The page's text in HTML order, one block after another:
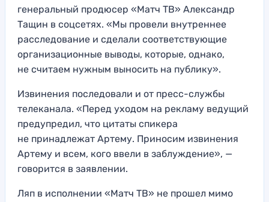
генеральный продюсер «Матч ТВ» Александр
Тащин в соцсетях. «Мы провели внутреннее
расследование и сделали соответствующие
организационные выводы, которые, однако,
не считаем нужным выносить на публику».
Извинения последовали и от пресс-службы
телеканала. «Перед уходом на рекламу ведущий
предупредил, что цитаты спикера
не принадлежат Артему. Приносим извинения
Артему и всем, кого ввели в заблуждение», —
говорится в заявлении.
Ляп в исполнении «Матч ТВ» не прошел мимо